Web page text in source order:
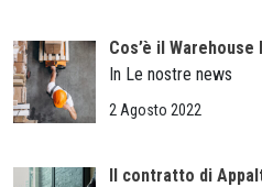
Cos’è il
In Le nostre news
2 Agosto 2022
Il contratto di